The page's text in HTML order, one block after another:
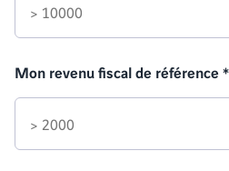
Mon revenu fiscal de référence*